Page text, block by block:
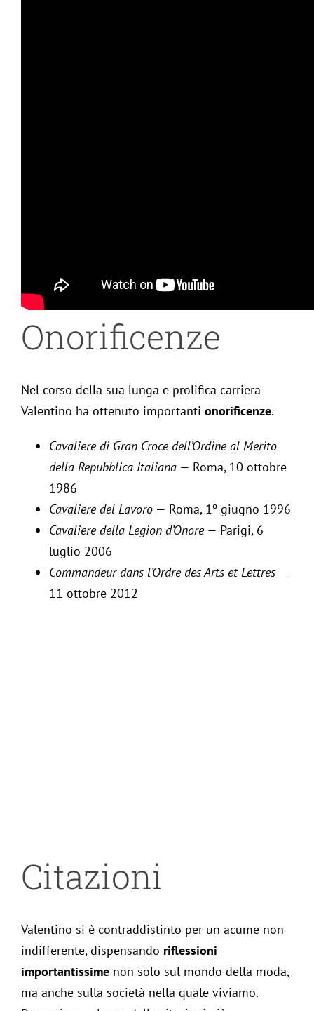
Onorificenze
Nel corso della sua lunga e prolifica carriera
Valentino ha ottenuto importanti onorificenze.
Cavaliere di Gran Croce dell’Ordine al Merito
della Repubblica Italiana — Roma, 10 ottobre
1986
Cavaliere del Lavoro — Roma, 1º giugno 1996
Cavaliere della Legion d’Onore— Parigi, 6
luglio 2006
Commandeur dans l’Ordre des Arts et Lettres —
11 ottobre 2012
Citazioni
Valentino si è contraddistinto per un acume non
indifferente, dispensando riflessioni
importantissime non solo sul mondo della moda,
ma anche sulla società nella quale viviamo.